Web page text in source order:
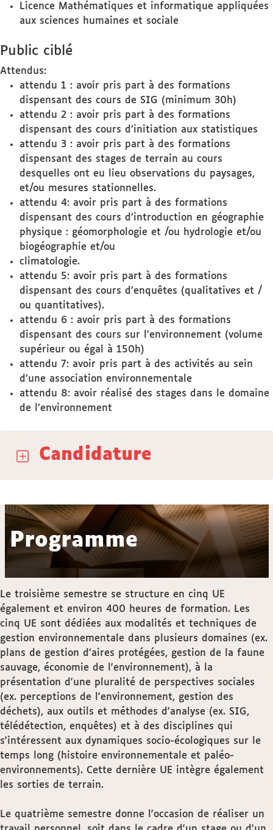
Licence Mathématiques et informatique appliquées
aux sciences humaines et sociale
Public ciblé
Attendus:
attendu 1 : avoir pris part à des formations
dispensant des cours de SIG (minimum 30h)
attendu 2 : avoir pris part à des formations
dispensant des cours d’initiation aux statistiques
attendu 3 : avoir pris part à des formations
dispensant des stages de terrain au cours
desquelles ont eu lieu observations du paysages,
et/ou mesures stationnelles.
attendu 4: avoir pris part à des formations
dispensant des cours d’introduction en géographie
physique : géomorphologie et /ou hydrologie et/ou
biogéographie et/ou
climatologie.
attendu 5: avoir pris part à des formations
dispensant des cours d’enquêtes (qualitatives et /
ou quantitatives).
attendu 6 : avoir pris part à des formations
dispensant des cours sur l’environnement (volume
supérieur ou égal à 150h)
attendu 7: avoir pris part à des activités au sein
d’une association environnementale
attendu 8: avoir réalisé des stages dans le domaine
de l’environnement
Candidature
Programme
Le troisième semestre se structure en cinq UE
également et environ 400 heures de formation. Les
cinq UE sont dédiées aux modalités et techniques de
gestion environnementale dans plusieurs domaines (ex.
plans de gestion d'aires protégées, gestion de la faune
sauvage, économie de l'environnement), à la
présentation d'une pluralité de perspectives sociales
(ex. perceptions de l'environnement, gestion des
déchets), aux outils et méthodes d'analyse (ex. SIG,
télédétection, enquêtes) et à des disciplines qui
s'intéressent aux dynamiques socio-écologiques sur le
temps long (histoire environnementale et paléo-
environnements). Cette dernière UE intègre également
les sorties de terrain.
Le quatrième semestre donne l'occasion de réaliser un